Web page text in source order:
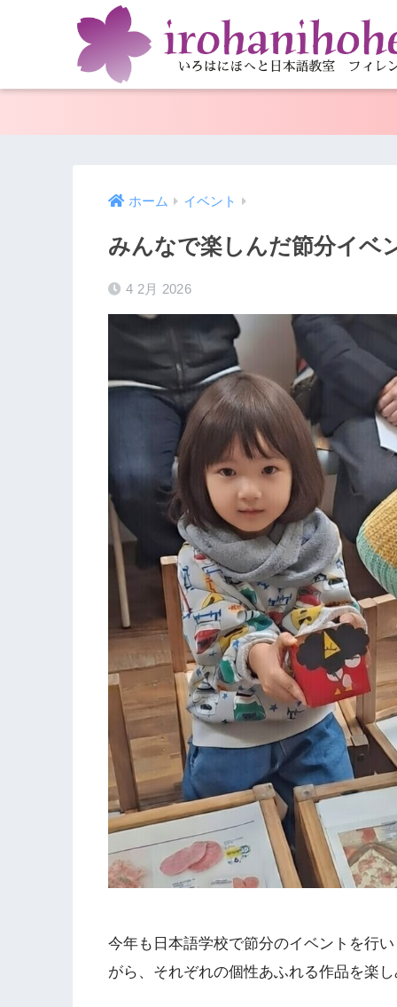
ホーム イベント
みんなで楽しんだ節分イベ
4 2月 2026
今年も日本語学校で節分のイベントを行
がら、それぞれの個性あふれる作品を楽